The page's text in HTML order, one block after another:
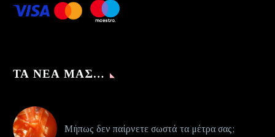
ΤΑ ΝΈΑ ΜΑΣ…
Μήπως δεν παίρνετε σωστά τα μέτρα σας;